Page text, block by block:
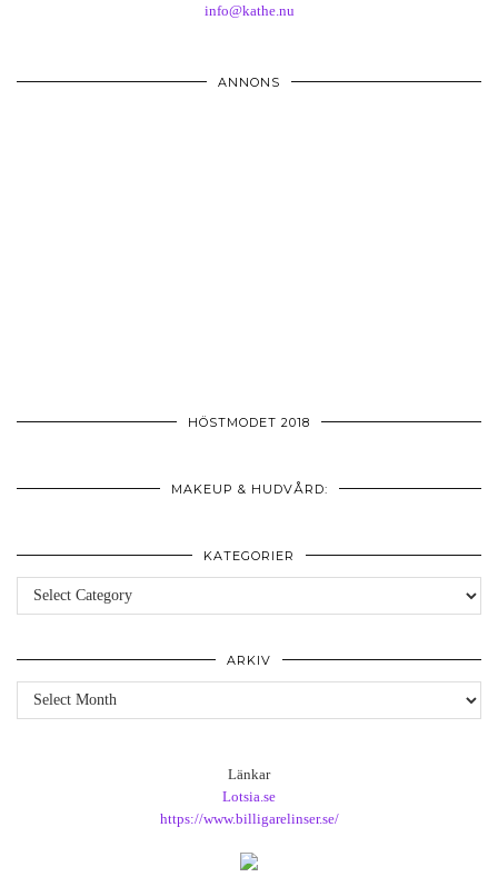
info@kathe.nu
ANNONS
HÖSTMODET 2018
MAKEUP & HUDVÅRD:
KATEGORIER
Kategorier
ARKIV
Arkiv
Länkar
Lotsia.se
https://www.billigarelinser.se/